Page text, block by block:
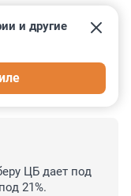
и другие
ЦБ дает под
21%.